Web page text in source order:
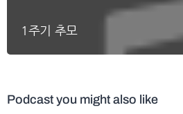
1주기 추모
Podcast you might also like